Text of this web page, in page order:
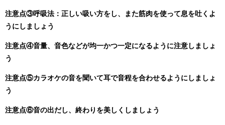
注意点③呼吸法：正しい吸い方をし、また筋肉を使って息を吐くよ
うにしましょう
注意点④音量、音色などが均一かつ一定になるように注意しましょ
う
注意点⑤カラオケの音を聞いて耳で音程を合わせるようにしましょ
う
注意点⑥音の出だし、終わりを美しくしましょう